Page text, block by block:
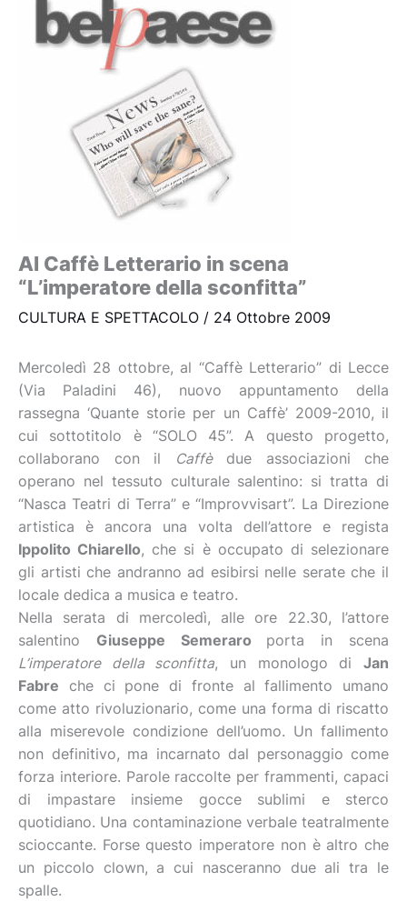
Al Caffè Letterario in scena
“L’imperatore della sconfitta”
CULTURA E SPETTACOLO / 24 Ottobre 2009
Mercoledì 28 ottobre, al “Caffè Letterario” di Lecce
(Via Paladini 46), nuovo appuntamento della
rassegna ‘Quante storie per un Caffè’ 2009-2010, il
cui sottotitolo è “SOLO 45”. A questo progetto,
collaborano con il
Caffèdue associazioni che
operano nel tessuto culturale salentino: si tratta di
“Nasca Teatri di Terra” e “Improvvisart”. La Direzione
artistica è ancora una volta dell’attore e regista
Ippolito Chiarello, che si è occupato di selezionare
gli artisti che andranno ad esibirsi nelle serate che il
locale dedica a musica e teatro.
Nella serata di mercoledì, alle ore 22.30, l’attore
salentino Giuseppe Semeraro porta in scena
L’imperatore della sconfitta, un monologo diJan
Fabre che ci pone di fronte al fallimento umano
come atto rivoluzionario, come una forma di riscatto
alla miserevole condizione dell’uomo. Un fallimento
non definitivo, ma incarnato dal personaggio come
forza interiore. Parole raccolte per frammenti, capaci
di impastare insieme gocce sublimi e sterco
quotidiano. Una contaminazione verbale teatralmente
scioccante. Forse questo imperatore non è altro che
un piccolo clown, a cui nasceranno due ali tra le
spalle.